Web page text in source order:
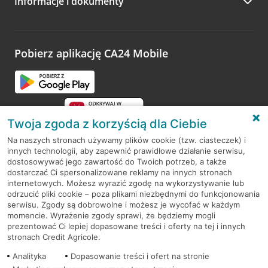
Zachęcamy do podzielenia się z nami opinią o wizycie.
opinie.
Pobierz aplikację CA24 Mobile
RODO
Regulamin serwisu
Mapa serwisu
PolitykaCookies
Twoja zgoda z korzyścią dla Ciebie
Na naszych stronach używamy plików cookie (tzw. ciasteczek) i
innych technologii, aby zapewnić prawidłowe działanie serwisu,
dostosowywać jego zawartość do Twoich potrzeb, a także
dostarczać Ci spersonalizowane reklamy na innych stronach
internetowych. Możesz wyrazić zgodę na wykorzystywanie lub
odrzucić pliki cookie – poza plikami niezbędnymi do funkcjonowania
serwisu. Zgody są dobrowolne i możesz je wycofać w każdym
momencie. Wyrażenie zgody sprawi, że będziemy mogli
prezentować Ci lepiej dopasowane treści i oferty na tej i innych
stronach Credit Agricole.
Analityka
Dopasowanie treści i ofert na stronie